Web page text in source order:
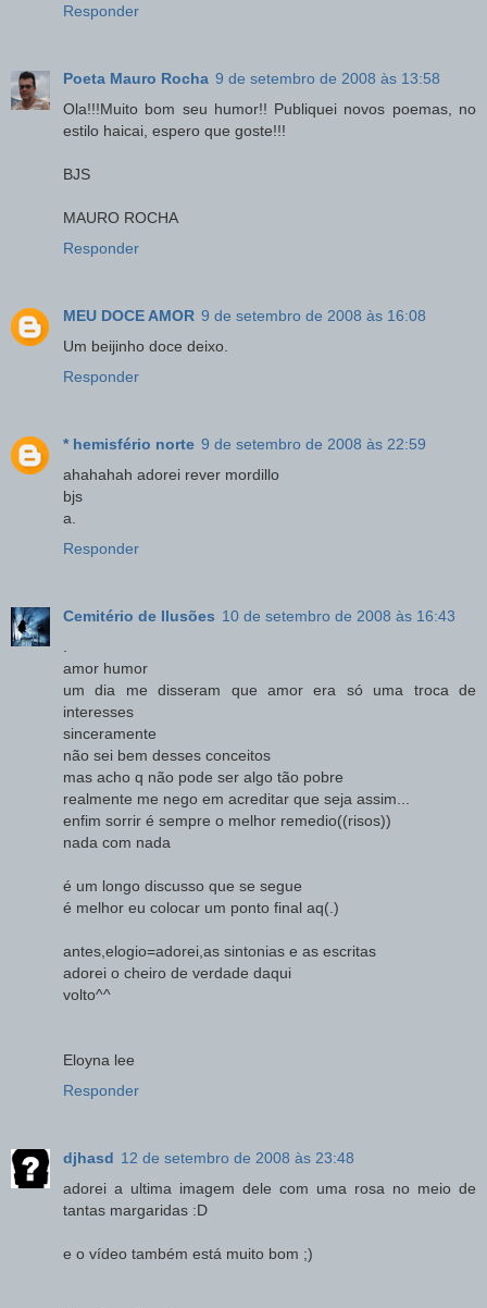
Responder
Poeta Mauro Rocha 9 de setembro de 2008 às 13:58
Ola!!!Muito bom seu humor!! Publiquei novos poemas, no
estilo haicai, espero que goste!!!
BJS
MAURO ROCHA
Responder
MEU DOCE AMOR 9 de setembro de 2008 às 16:08
Um beijinho doce deixo.
Responder
* hemisfério norte 9 de setembro de 2008 às 22:59
ahahahah adorei rever mordillo
bjs
a.
Responder
Cemitério de Ilusões 10 de setembro de 2008 às 16:43
amor humor
um dia me disseram que amor era só uma troca de
interesses
sinceramente
não sei bem desses conceitos
mas acho q não pode ser algo tão pobre
realmente me nego em acreditar que seja assim...
enfim sorrir é sempre o melhor remedio((risos))
nada com nada
é um longo discusso que se segue
é melhor eu colocar um ponto final aq(.)
antes,elogio=adorei,as sintonias e as escritas
adorei o cheiro de verdade daqui
volto^^
Eloyna lee
Responder
djhasd 12 de setembro de 2008 às 23:48
adorei a ultima imagem dele com uma rosa no meio de
tantas margaridas :D
e o vídeo também está muito bom ;)